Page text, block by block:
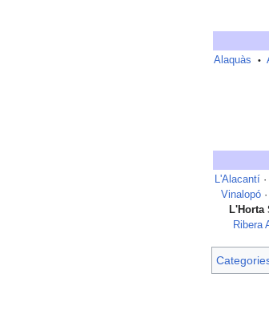
Alaquàs •
L'Alacantí ·
Vinalopó ·
L'Horta
Ribera